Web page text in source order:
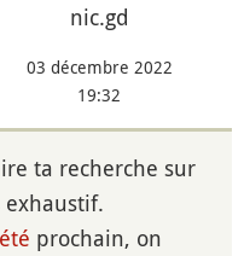
nic.gd
03 décembre 2022
19:32
ta recherche sur
exhaustif.
prochain, on